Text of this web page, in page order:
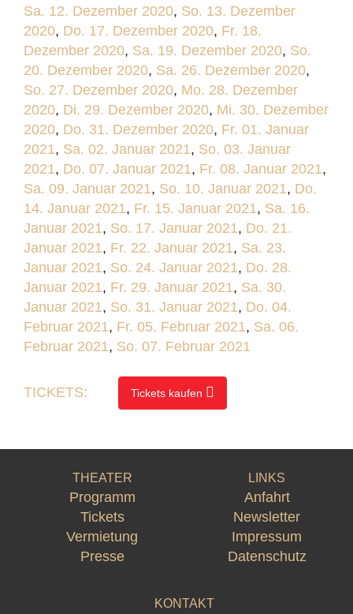
Sa. 12. Dezember 2020, So. 13. Dezember
2020, Do. 17. Dezember 2020, Fr. 18.
Dezember 2020, Sa. 19. Dezember 2020, So.
20. Dezember 2020, Sa. 26. Dezember 2020,
So. 27. Dezember 2020, Mo. 28. Dezember
2020, Di. 29. Dezember 2020, Mi. 30. Dezember
2020, Do. 31. Dezember 2020, Fr. 01. Januar
2021, Sa. 02. Januar 2021, So. 03. Januar
2021, Do. 07. Januar 2021, Fr. 08. Januar 2021,
Sa. 09. Januar 2021, So. 10. Januar 2021, Do.
14. Januar 2021, Fr. 15. Januar 2021, Sa. 16.
Januar 2021, So. 17. Januar 2021, Do. 21.
Januar 2021, Fr. 22. Januar 2021, Sa. 23.
Januar 2021, So. 24. Januar 2021, Do. 28.
Januar 2021, Fr. 29. Januar 2021, Sa. 30.
Januar 2021, So. 31. Januar 2021, Do. 04.
Februar 2021, Fr. 05. Februar 2021, Sa. 06.
Februar 2021, So. 07. Februar 2021
TICKETS: Tickets kaufen
THEATER
Programm
Tickets
Vermietung
Presse
LINKS
Anfahrt
Newsletter
Impressum
Datenschutz
KONTAKT